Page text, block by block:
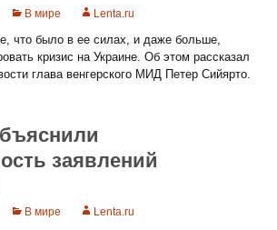
В мире Lenta.ru
что было в ее силах, и даже больше,
кризис на Украине. Об этом рассказал
глава венгерского МИД Петер Сийярто.
заявлений
В мире Lenta.ru